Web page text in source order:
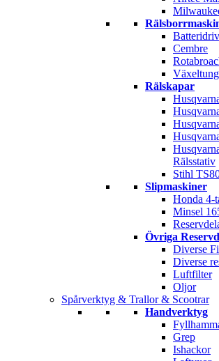
Cembre
Rälskapar
Rälsstativ
Stihl
Slipmaskiner
Honda 4-
Minsel
Övriga
Diverse
Diverse
Luftfilter
Oljor
Spårverktyg & Trallor & Scootrar
Handverktyg
Grep
Ishackor